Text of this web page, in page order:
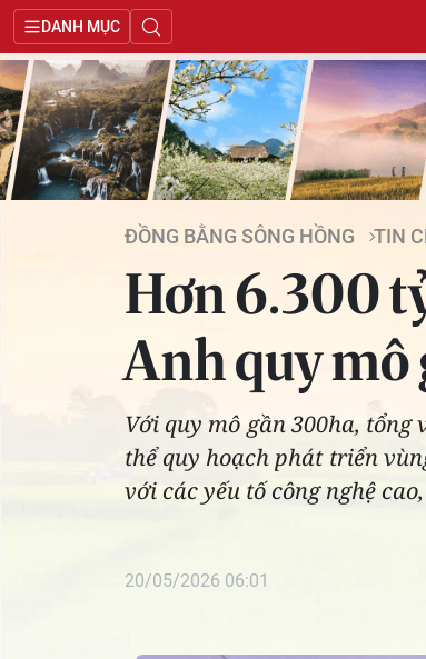
DANH MỤC
ĐỒNG BẰNG SÔNG HỒNG TIN
Hơn 6.300
Anh quy
Với quy mô gần 300ha,
thể quy hoạch phát triển
với các yếu tố công nghệ
20/05/2026 06:01